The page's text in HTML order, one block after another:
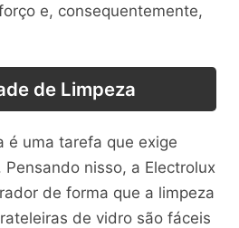
e, consequentemente,
de Limpeza
é uma tarefa que exige
nisso, a Electrolux
de forma que a limpeza
de vidro são fáceis